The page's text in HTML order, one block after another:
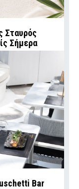
Σταυρός
Σήμερα
Bar